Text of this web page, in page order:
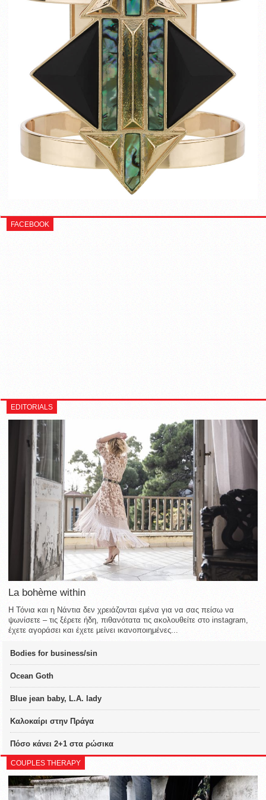
FACEBOOK
EDITORIALS
La bohème within
Η Τόνια και η Νάντια δεν χρειάζονται εμένα για να σας πείσω να
ψωνίσετε – τις ξέρετε ήδη, πιθανότατα τις ακολουθείτε στο instagram,
έχετε αγοράσει και έχετε μείνει ικανοποιημένες...
Bodies for business/sin
Ocean Goth
Blue jean baby, L.A. lady
Καλοκαίρι στην Πράγα
Πόσο κάνει 2+1 στα ρώσικα
COUPLES THERAPY